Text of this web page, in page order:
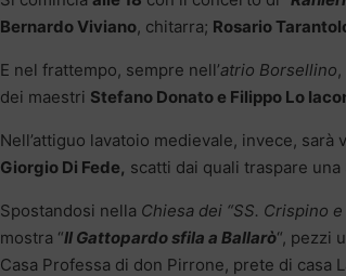
Bernardo Viviano, chitarra; Rosario
E nel frattempo, sempre nell’atrio Borsellino
dei maestri Stefano Donato e Filippo Lo
Nell’attiguo lavatoio medievale, invece, sarà
Giorgio Di Fede, scatti dai quali traspare
Spostandosi nella Chiesa dei “SS. Crispino
mostra “Il Gattopardo sfila a Ballarò“, pezzi
Casa Professa di don Pirrone, prete di casa